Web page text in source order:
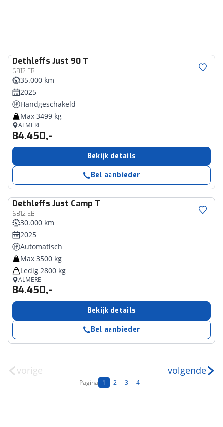
Dethleffs Just 90 T
6812 EB
35.000 km
2025
Handgeschakeld
Max 3499 kg
ALMERE
84.450,-
Bekijk details
Bel aanbieder
Dethleffs Just Camp T
6812 EB
30.000 km
2025
Automatisch
Max 3500 kg
Ledig 2800 kg
ALMERE
84.450,-
Bekijk details
Bel aanbieder
vorige
Pagina 1 2 3 4
volgende